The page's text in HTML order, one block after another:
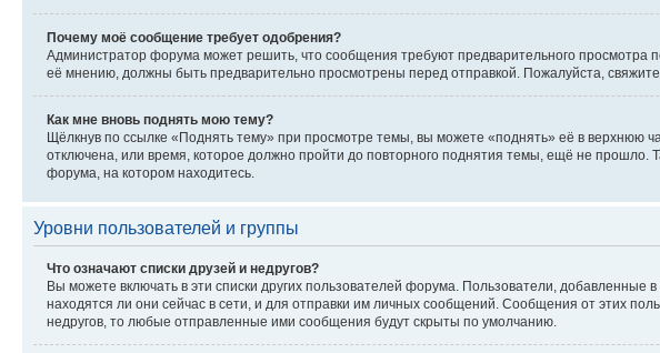
Почему моё сообщение требует одобрения?
Администратор форума может решить, что сообщения требуют предварительного просмотра
её мнению, должны быть предварительно просмотрены перед отправкой. Пожалуйста,
Как мне вновь поднять мою тему?
Щёлкнув по ссылке «Поднять тему» при просмотре темы, вы можете «поднять» её в верхнюю
отключена, или время, которое должно пройти до повторного поднятия темы, ещё не прошло.
форума, на котором находитесь.
Уровни пользователей и группы
Что означают списки друзей и недругов?
Вы можете включать в эти списки других пользователей форума. Пользователи,
находятся ли они сейчас в сети, и для отправки им личных сообщений. Сообщения от этих
недругов, то любые отправленные ими сообщения будут скрыты по умолчанию.